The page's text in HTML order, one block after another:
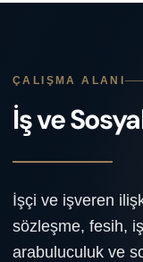
ÇALIŞMA ALANI
İş ve
İşçi ve işveren
sözleşme, fesih,
arabuluculuk ve